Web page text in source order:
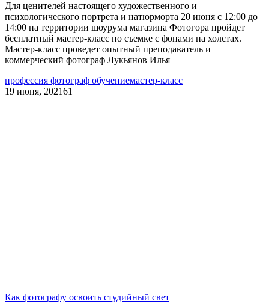
Для ценителей настоящего художественного и
психологического портрета и натюрморта 20 июня с 12:00 до
14:00 на территории шоурума магазина Фотогора пройдет
бесплатный мастер-класс по съемке с фонами на холстах.
Мастер-класс проведет опытный преподаватель и
коммерческий фотограф Лукьянов Илья
профессия фотограф обучениемастер-класс
19 июня, 202161
Как фотографу освоить студийный свет